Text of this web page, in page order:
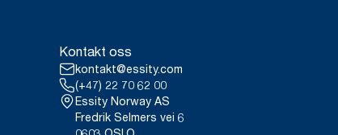
Kontakt oss
kontakt@essity.com
(+47) 22 70 62 00
Essity Norway AS
Fredrik Selmers vei 6